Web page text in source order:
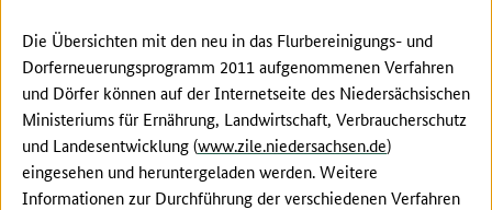
Die Übersichten mit den neu in das Flurbereinigungs- und
Dorferneuerungsprogramm 2011 aufgenommenen Verfahren
und Dörfer können auf der Internetseite des Niedersächsischen
Ministeriums für Ernährung, Landwirtschaft, Verbraucherschutz
und Landesentwicklung (www.zile.niedersachsen.de)
eingesehen und heruntergeladen werden. Weitere
Informationen zur Durchführung der verschiedenen Verfahren